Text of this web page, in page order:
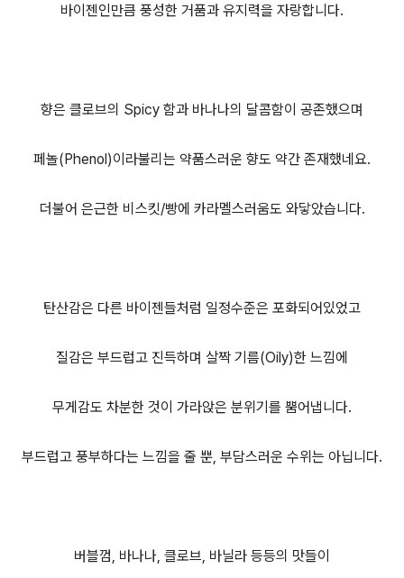
바이젠인만큼 풍성한 거품과 유지력을 자랑합니다.
향은 클로브의 Spicy 함과 바나나의 달콤함이 공존했으며
페놀(Phenol)이라불리는 약품스러운 향도 약간 존재했네요.
더불어 은근한 비스킷/빵에 카라멜스러움도 와닿았습니다.
탄산감은 다른 바이젠들처럼 일정수준은 포화되어있었고
질감은 부드럽고 진득하며 살짝 기름(Oily)한 느낌에
무게감도 차분한 것이 가라앉은 분위기를 뿜어냅니다.
부드럽고 풍부하다는 느낌을 줄 뿐, 부담스러운 수위는 아닙니다.
버블껌, 바나나, 클로브, 바닐라 등등의 맛들이